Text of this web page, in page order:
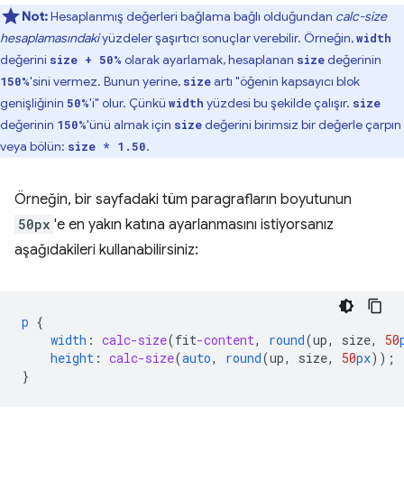
Not:Hesaplanmış değerleri bağlama bağlı olduğundan calc-size
hesaplamasındakiyüzdeler şaşırtıcı sonuçlar verebilir. Örneğin,width
değerini size + 50% olarak ayarlamak, hesaplanan sizedeğerinin
150%'sini vermez. Bunun yerine, sizeartı "öğenin kapsayıcı blok
genişliğinin 50%'i" olur. Çünkü width yüzdesi bu şekilde çalışır. size
değerinin 150%'ünü almak için sizedeğerini birimsiz bir değerle çarpın
veya bölün: size * 1.50.
Örneğin, bir sayfadaki tüm paragrafların boyutunun
50px 'e en yakın katına ayarlanmasını istiyorsanız
aşağıdakileri kullanabilirsiniz:
p {
width : calc-size(fit-content, round(up, size, 50
height : calc-size(auto, round(up, size, 50px));
}